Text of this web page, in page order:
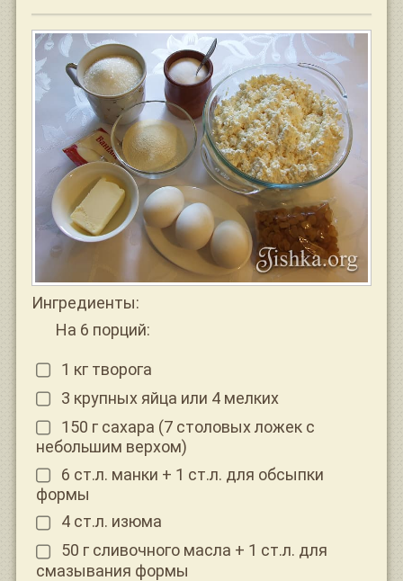
Ингредиенты:
На 6 порций:
1 кг творога
3 крупных яйца или 4 мелких
150 г сахара (7 столовых ложек с
небольшим верхом)
6 ст.л. манки + 1 ст.л. для обсыпки
формы
4 ст.л. изюма
50 г сливочного масла + 1 ст.л. для
смазывания формы